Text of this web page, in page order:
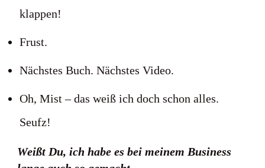
klappen!
Frust.
Nächstes Buch. Nächstes Video.
Oh, Mist – das weiß ich doch schon alles.
Seufz!
Weißt Du, ich habe es bei meinem Business